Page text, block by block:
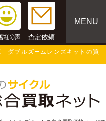
MENU
ブルズームレンズキットの買